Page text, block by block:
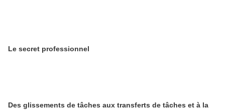
Le secret professionnel
Des glissements de tâches aux transferts de tâches et à la